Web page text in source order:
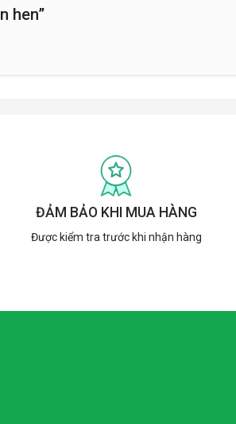
hen”
ĐẢM BẢO KHI MUA HÀNG
Được kiểm tra trước khi nhận hàng